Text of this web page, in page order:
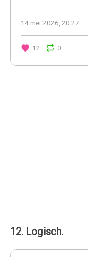
14 mei 2026, 20:27
12 0
12. Logisch.